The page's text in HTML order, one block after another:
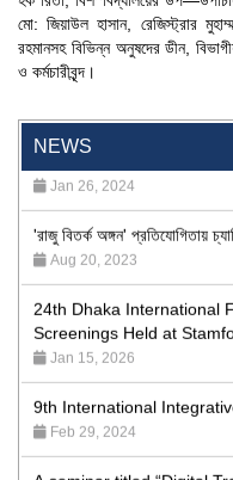
NEWS
Program
'রাজু বিতর্ক অঙ্গন' প্রতিযোগিতায়
Aug 20, 2023
24th Dhaka International
Screenings Held at
Jan 15, 2026
9th International
Feb 29, 2024
A seminar titled “Digital
মো: জিয়াউল হাসান, রেজিস্ট্রার
রহমানসহ বিভিন্ন অনুষদের ডীন,
ও কর্মচারীবৃন্দ।